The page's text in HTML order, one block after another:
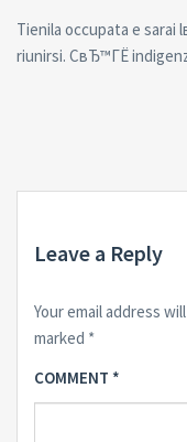
Tienila occupata e
riunirsi. CвЂ™ГЁ
Leave a Reply
Your email address
marked *
COMMENT *